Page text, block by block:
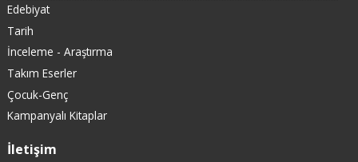
Edebiyat
Tarih
İnceleme - Araştırma
Takım Eserler
Çocuk-Genç
Kampanyalı Kitaplar
İletişim